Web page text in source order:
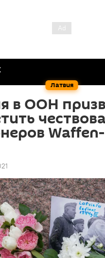
Латвия
в ООН
Waffen-